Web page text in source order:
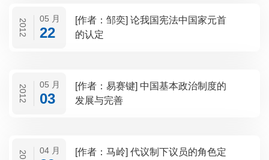
2012 05 月
22
[作者：邹奕] 论我国宪法中国家元首
的认定
2012 05 月
03
[作者：易赛键] 中国基本政治制度的
发展与完善
04 月
[作者：马岭] 代议制下议员的角色定